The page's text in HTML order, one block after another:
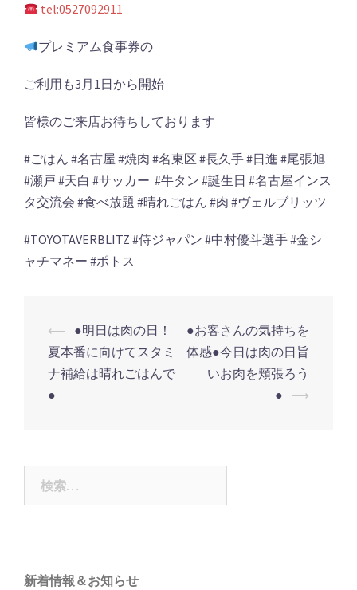
tel:0527092911
プレミアム食事券の
ご利用も3月1日から開始
皆様のご来店お待ちしております
#ごはん #名古屋 #焼肉 #名東区 #長久手#日進 #尾張旭
#瀬戸 #天白 #サッカー #牛タン #誕生日 #名古屋インス
タ交流会 #食べ放題 #晴れごはん #肉 #ヴェルブリッツ
#TOYOTAVERBLITZ #侍ジャパン #中村優斗選手 #金シ
ャチマネー #ポトス
投
稿
ナ
ビ
シ
ョ
⟵ ●明日は肉の日！
夏本番に向けてスタミ
ナ補給は晴れごはんで
●
●お客さんの気持ちを
体感●今日は肉の日旨
いお肉を頬張ろう
● ⟶
新着情報＆お知らせ